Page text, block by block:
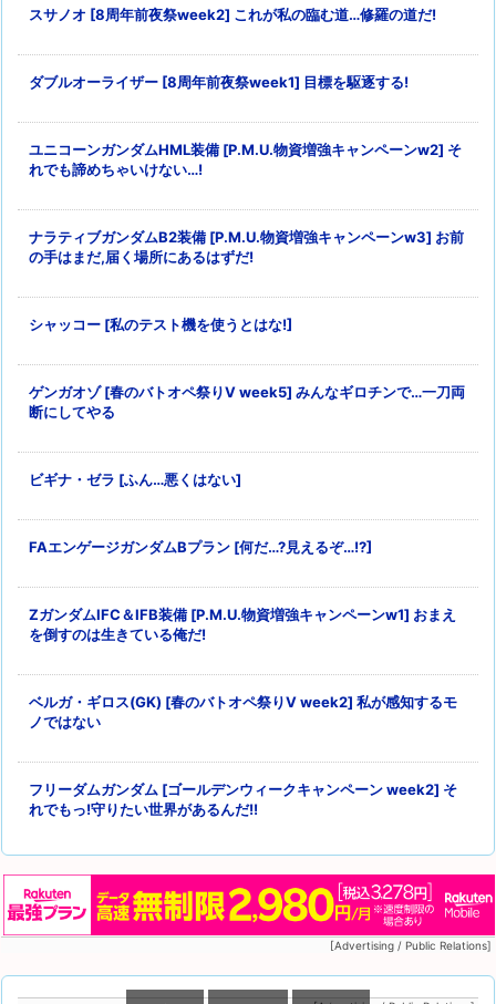
スサノオ [8周年前夜祭week2] これが私の臨む道…修羅の道だ!
ダブルオーライザー [8周年前夜祭week1] 目標を駆逐する!
ユニコーンガンダムHML装備 [P.M.U.物資増強キャンペーンw2] そ
れでも諦めちゃいけない…!
ナラティブガンダムB2装備 [P.M.U.物資増強キャンペーンw3] お前
の手はまだ,届く場所にあるはずだ!
シャッコー [私のテスト機を使うとはな!]
ゲンガオゾ [春のバトオペ祭りV week5] みんなギロチンで…一刀両
断にしてやる
ビギナ・ゼラ [ふん…悪くはない]
FAエンゲージガンダムBプラン [何だ…?見えるぞ…!?]
ZガンダムIFC＆IFB装備 [P.M.U.物資増強キャンペーンw1] おまえ
を倒すのは生きている俺だ!
ベルガ・ギロス(GK) [春のバトオペ祭りV week2] 私が感知するモ
ノではない
フリーダムガンダム [ゴールデンウィークキャンペーン week2] そ
れでもっ!守りたい世界があるんだ!!
[Advertising / Public Relations]